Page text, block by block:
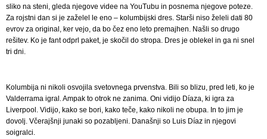
sliko na steni, gleda njegove videe na YouTubu in posnema njegove poteze.
Za rojstni dan si je zaželel le eno – kolumbijski dres. Starši niso želeli dati 80
evrov za original, ker vejo, da bo čez eno leto premajhen. Našli so drugo
rešitev. Ko je fant odprl paket, je skočil do stropa. Dres je oblekel in ga ni snel
tri dni.
Kolumbija ni nikoli osvojila svetovnega prvenstva. Bili so blizu, pred leti, ko je
Valderrama igral. Ampak to otrok ne zanima. Oni vidijo Díaza, ki igra za
Liverpool. Vidijo, kako se bori, kako teče, kako nikoli ne obupa. In to jim je
dovolj. Včerajšnji junaki so pozabljeni. Današnji so Luis Díaz in njegovi
soigralci.